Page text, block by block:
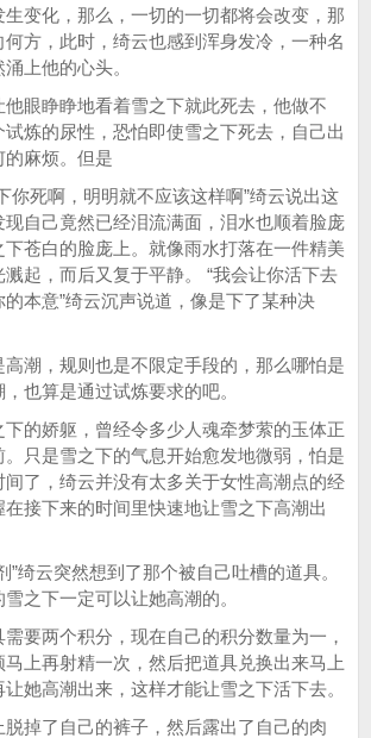
变化，那么，一切的一切都将会改变，那
方，此时，绮云也感到浑身发冷，一种名
上他的心头。
睁睁地看着雪之下就此死去，他做不
炼的尿性，恐怕即使雪之下死去，自己出
麻烦。但是
死啊，明明就不应该这样啊”绮云说出这
自己竟然已经泪流满面，泪水也顺着脸庞
苍白的脸庞上。就像雨水打落在一件精美
起，而后又复于平静。 “我会让你活下去
本意”绮云沉声说道，像是下了某种决
，规则也是不限定手段的，那么哪怕是
也算是通过试炼要求的吧。
娇躯，曾经令多少人魂牵梦萦的玉体正
只是雪之下的气息开始愈发地微弱，怕是
间了，绮云并没有太多关于女性高潮点的经
接下来的时间里快速地让雪之下高潮出
云突然想到了那个被自己吐槽的道具。
之下一定可以让她高潮的。
两个积分，现在自己的积分数量为一，
上再射精一次，然后把道具兑换出来马上
她高潮出来，这样才能让雪之下活下去。
了自己的裤子，然后露出了自己的肉